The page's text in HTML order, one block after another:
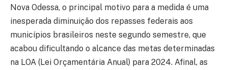
Nova Odessa, o principal motivo para a medida é uma
inesperada diminuição dos repasses federais aos
municípios brasileiros neste segundo semestre, que
acabou dificultando o alcance das metas determinadas
na LOA (Lei Orçamentária Anual) para 2024. Afinal, as